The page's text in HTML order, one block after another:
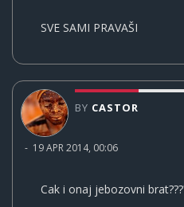
SVE SAMI PRAVAŠI
BY CASTOR
- 19 APR 2014, 00:06
Cak i onaj jebozovni